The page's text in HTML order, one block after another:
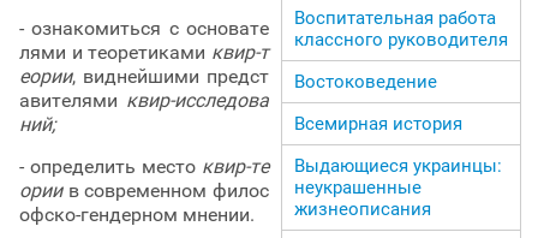
- ознакомиться с основате
лями и теоретиками квир-т
еории, виднейшими предст
авителями квир-исследова
ний;
- определить место квир-те
ориив современном филос
офско-гендерном мнении.
Воспитательная работа
классного руководителя
Востоковедение
Всемирная история
Выдающиеся украинцы:
неукрашенные
жизнеописания